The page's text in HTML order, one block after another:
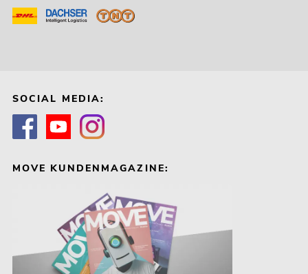
SOCIAL MEDIA:
MOVE KUNDENMAGAZINE: